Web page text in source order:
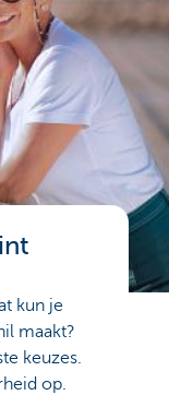
kun je
maakt?
keuzes.
op.